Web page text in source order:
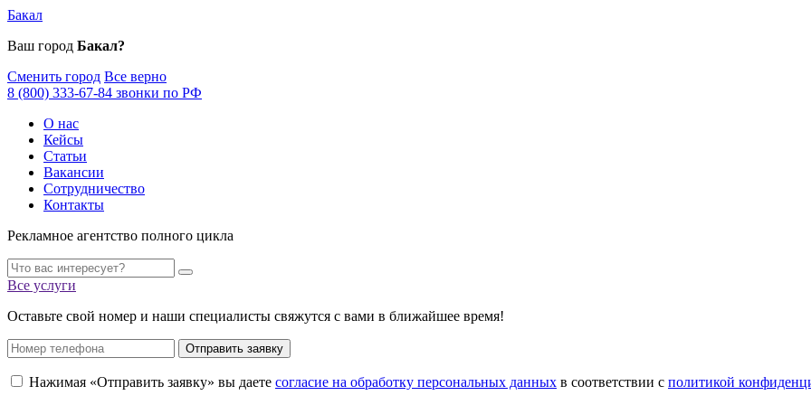
Бакал
Ваш город Бакал?
Сменить город Все верно
8 (800) 333-67-84 звонки по РФ
О нас
Кейсы
Статьи
Вакансии
Сотрудничество
Контакты
Рекламное агентство полного цикла
Все услуги
Оставьте свой номер и наши специалисты свяжутся с вами в ближайшее время!
Отправить заявку
Нажимая «Отправить заявку» вы даете согласие на обработку персональных данных в соответствии с политикой